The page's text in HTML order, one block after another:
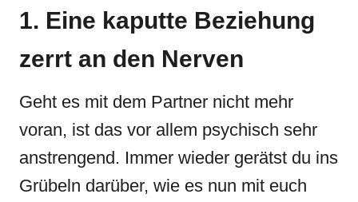
1. Eine kaputte Beziehung
zerrt an den Nerven
Geht es mit dem Partner nicht mehr
voran, ist das vor allem psychisch sehr
anstrengend. Immer wieder gerätst du ins
Grübeln darüber, wie es nun mit euch